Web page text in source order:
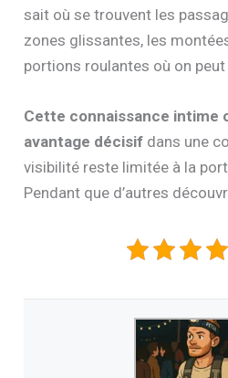
sait où se trouvent les
zones glissantes, les
portions roulantes où on peut
Cette connaissance intime
avantage décisif dans une
visibilité reste limitée à la
Pendant que d’autres